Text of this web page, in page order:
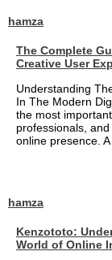
hamza
The Complete
Creative User
Understanding
In The Modern
the most
professionals,
online presence. A
hamza
Kenzototo:
World of Online